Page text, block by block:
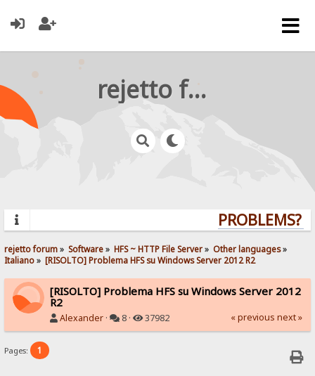
rejetto forum
PROBLEMS?
rejetto forum» Software» HFS ~ HTTP File Server» Other languages»
Italiano» [RISOLTO] Problema HFS su Windows Server 2012 R2
[RISOLTO] Problema HFS su Windows Server 2012
R2
Alexander · 8 · 37982 « previous next »
Pages: 1